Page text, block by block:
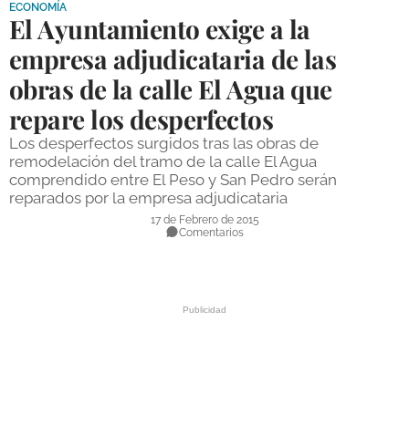
DEPORTES
COMPETICIONES
DEPORTE BASE
OPINIÓN
VENTANA CIUDADANA
ECONOMÍA
El Ayuntamiento exige a la
empresa adjudicataria de las
obras de la calle El Agua que
repare los desperfectos
Los desperfectos surgidos tras las obras de
remodelación del tramo de la calle El Agua
comprendido entre El Peso y San Pedro serán
reparados por la empresa adjudicataria
17 de Febrero de 2015
Comentarios